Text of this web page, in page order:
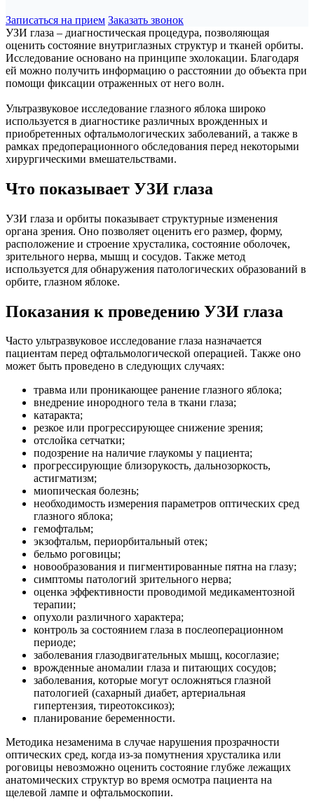
Записаться на прием Заказать звонок
УЗИ глаза – диагностическая процедура, позволяющая
оценить состояние внутриглазных структур и тканей орбиты.
Исследование основано на принципе эхолокации. Благодаря
ей можно получить информацию о расстоянии до объекта при
помощи фиксации отраженных от него волн.
Ультразвуковое исследование глазного яблока широко
используется в диагностике различных врожденных и
приобретенных офтальмологических заболеваний, а также в
рамках предоперационного обследования перед некоторыми
хирургическими вмешательствами.
Что показывает УЗИ глаза
УЗИ глаза и орбиты показывает структурные изменения
органа зрения. Оно позволяет оценить его размер, форму,
расположение и строение хрусталика, состояние оболочек,
зрительного нерва, мышц и сосудов. Также метод
используется для обнаружения патологических образований в
орбите, глазном яблоке.
Показания к проведению УЗИ глаза
Часто ультразвуковое исследование глаза назначается
пациентам перед офтальмологической операцией. Также оно
может быть проведено в следующих случаях:
травма или проникающее ранение глазного яблока;
внедрение инородного тела в ткани глаза;
катаракта;
резкое или прогрессирующее снижение зрения;
отслойка сетчатки;
подозрение на наличие глаукомы у пациента;
прогрессирующие близорукость, дальнозоркость,
астигматизм;
миопическая болезнь;
необходимость измерения параметров оптических сред
глазного яблока;
гемофтальм;
экзофтальм, периорбитальный отек;
бельмо роговицы;
новообразования и пигментированные пятна на глазу;
симптомы патологий зрительного нерва;
оценка эффективности проводимой медикаментозной
терапии;
опухоли различного характера;
контроль за состоянием глаза в послеоперационном
периоде;
заболевания глазодвигательных мышц, косоглазие;
врожденные аномалии глаза и питающих сосудов;
заболевания, которые могут осложняться глазной
патологией (сахарный диабет, артериальная
гипертензия, тиреотоксикоз);
планирование беременности.
Методика незаменима в случае нарушения прозрачности
оптических сред, когда из-за помутнения хрусталика или
роговицы невозможно оценить состояние глубже лежащих
анатомических структур во время осмотра пациента на
щелевой лампе и офтальмоскопии.